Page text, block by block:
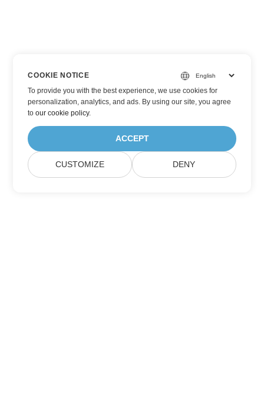
COOKIE NOTICE
To provide you with the best experience, we use cookies for
personalization, analytics, and ads. By using our site, you agree
toour cookie policy.
ACCEPT
CUSTOMIZE DENY